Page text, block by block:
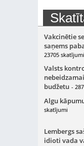
Vakcinētie
saņems
23705 skatījumi
Valsts
budžetu -
Algu
skatījumi
Lembergs
idioti vada